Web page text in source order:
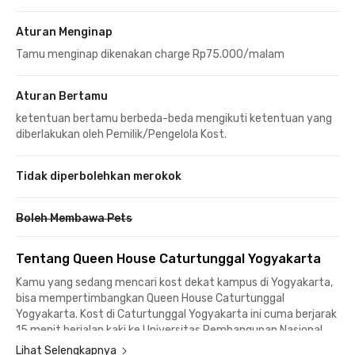
Aturan Menginap
Tamu menginap dikenakan charge Rp75.000/malam
Aturan Bertamu
ketentuan bertamu berbeda-beda mengikuti ketentuan yang
diberlakukan oleh Pemilik/Pengelola Kost.
Tidak diperbolehkan merokok
Boleh Membawa Pets
Tentang Queen House Caturtunggal Yogyakarta
Kamu yang sedang mencari kost dekat kampus di Yogyakarta,
bisa mempertimbangkan Queen House Caturtunggal
Yogyakarta. Kost di Caturtunggal Yogyakarta ini cuma berjarak
15 menit berjalan kaki ke Universitas Pembangunan Nasional
Veteran Yogyakarta dan 12 menit berkendara ke Universitas
Lihat Selengkapnya